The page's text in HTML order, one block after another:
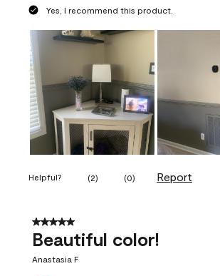
Yes, I recommend this product.
Helpful? (2) (0) Report
5 out of 5 stars.
Beautiful color!
Anastasia F